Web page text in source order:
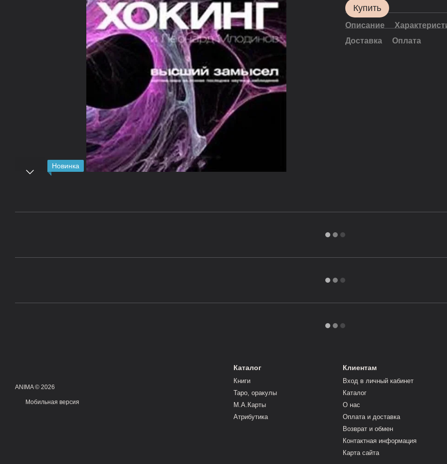
Новинка
Купить
Описание
Доставка
Оплата
ANIMA © 2026
Мобильная версия
Каталог
Книги
Таро, оракулы
М.А.Карты
Атрибутика
Клиентам
Вход в личный кабинет
Каталог
О нас
Оплата и доставка
Возврат и обмен
Контактная информация
Карта сайта